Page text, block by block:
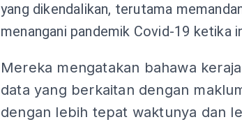
yang dikendalikan, terutama
menangani pandemik Covid-19 ketika
Mereka mengatakan bahawa
data yang berkaitan dengan
dengan lebih tepat waktunya dan